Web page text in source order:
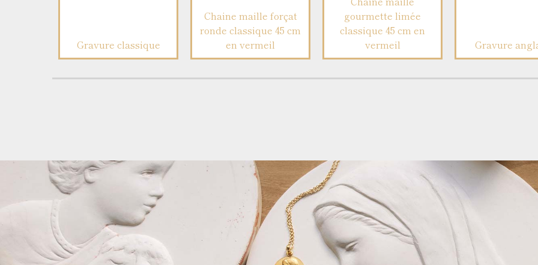
Gravure classique
Chaine maille forçat
ronde classique 45 cm
en vermeil
gourmette limée
classique 45 cm en
vermeil
Gravure